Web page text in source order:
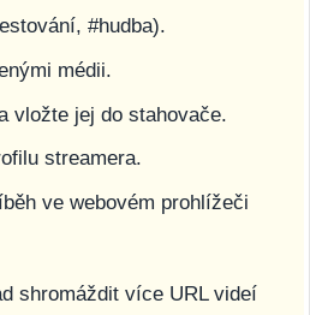
#hudba).
médii.
vložte jej do stahovače.
streamera.
ve webovém prohlížeči
shromáždit více URL videí